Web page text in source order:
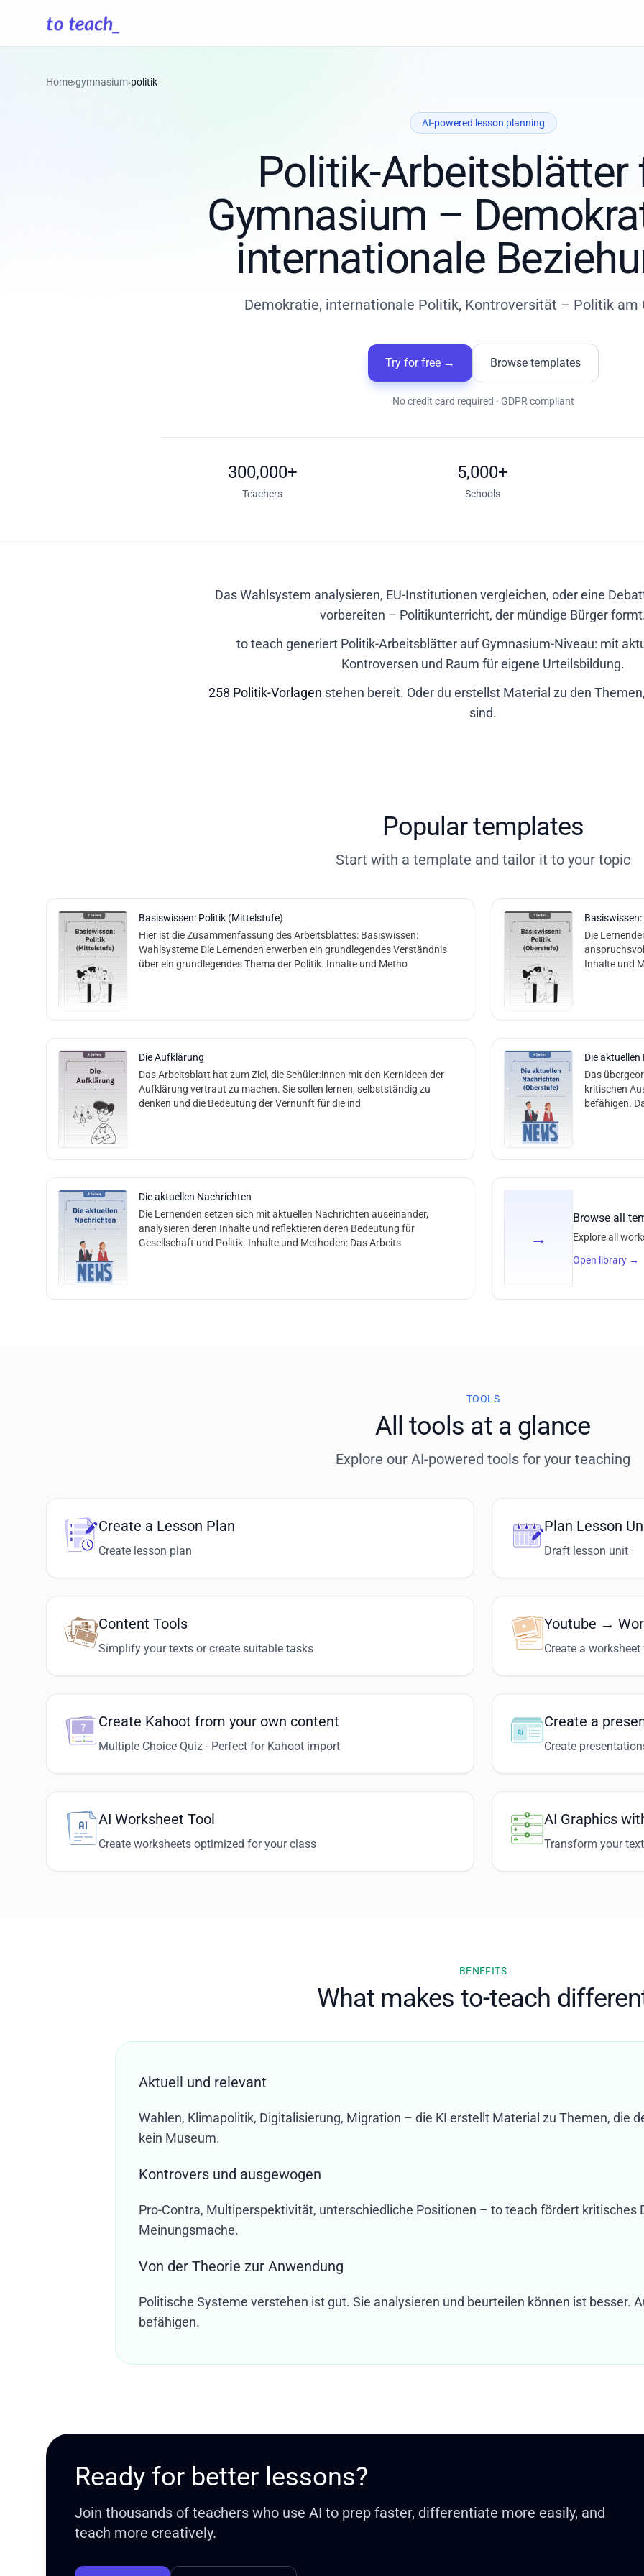
Home›gymnasium›politik
AI-powered lesson planning
Politik-Arbeitsblätter
Gymnasium –
internationale
Demokratie, internationale Politik, Kontroversität – Politik am
Try for free→ Browse templates
No credit card required · GDPR compliant
300,000+
Teachers
5,000+
Schools
Das Wahlsystem analysieren, EU-Institutionen vergleichen, oder eine
vorbereiten – Politikunterricht, der mündige Bürger
to teach generiert Politik-Arbeitsblätter auf Gymnasium-Niveau: mit
Kontroversen und Raum für eigene Urteilsbildung.
258 Politik-Vorlagen stehen bereit. Oder du erstellst Material zu den
sind.
Popular templates
Start with a template and tailor it to your topic
Basiswissen: Politik (Mittelstufe)
Hier ist die Zusammenfassung des Arbeitsblattes: Basiswissen:
Wahlsysteme Die Lernenden erwerben ein grundlegendes Verständnis
über ein grundlegendes Thema der Politik. Inhalte und Metho
Die
Die Aufklärung
Das Arbeitsblatt hat zum Ziel, die Schüler:innen mit den Kernideen der
Aufklärung vertraut zu machen. Sie sollen lernen, selbstständig zu
denken und die Bedeutung der Vernunft für die ind
Die
Das
kritischen
befähigen.
Die aktuellen Nachrichten
Die Lernenden setzen sich mit aktuellen Nachrichten auseinander,
analysieren deren Inhalte und reflektieren deren Bedeutung für
Gesellschaft und Politik. Inhalte und Methoden: Das Arbeits
→
Browse all
Explore all
Open library →
TOOLS
All tools at a glance
Explore our AI-powered tools for your teaching
Create a Lesson Plan
Create lesson plan
Plan Lesson
Draft lesson unit
Content Tools
Simplify your texts or create suitable tasks
Youtube →
Create a
Create Kahoot from your own content
Multiple Choice Quiz - Perfect for Kahoot import
Create a
Create
AI Worksheet Tool
Create worksheets optimized for your class
AI Graphics
Transform your
BENEFITS
What makes to-teach
Aktuell und relevant
Wahlen, Klimapolitik, Digitalisierung, Migration – die KI erstellt Material zu Themen, die
kein Museum.
Kontrovers und ausgewogen
Pro-Contra, Multiperspektivität, unterschiedliche Positionen – to teach fördert kritisches
Meinungsmache.
Von der Theorie zur Anwendung
Politische Systeme verstehen ist gut. Sie analysieren und beurteilen können ist besser.
befähigen.
Ready for better lessons?
Join thousands of teachers who use AI to prep faster, differentiate more easily, and
teach more creatively.